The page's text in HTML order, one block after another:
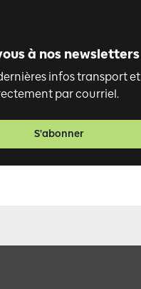
à nos newsletters
infos transport et
par courriel.
S'abonner